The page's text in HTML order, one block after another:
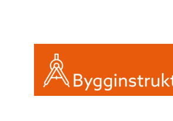
ATTEFALL ELLER FRIGGEBOD
INREDA EN FRIGGEBOD